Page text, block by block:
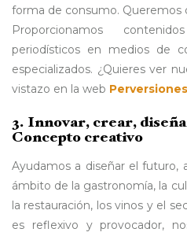
forma de consumo. Queremos
Proporcionamos
periodísticos en medios de
especializados. ¿Quieres ver
vistazo en la web
3. Innovar, crear,
Concepto creativo
Ayudamos a diseñar el futuro,
ámbito de la gastronomía, la
la restauración, los vinos y el
es reflexivo y provocador,